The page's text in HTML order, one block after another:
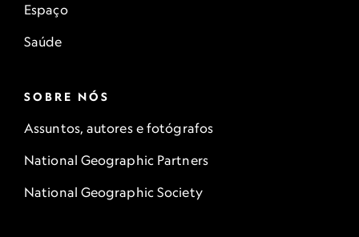
Espaço
Saúde
SOBRE NÓS
Assuntos, autores e fotógrafos
National Geographic Partners
National Geographic Society